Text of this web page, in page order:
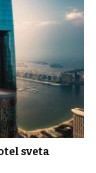
sveta